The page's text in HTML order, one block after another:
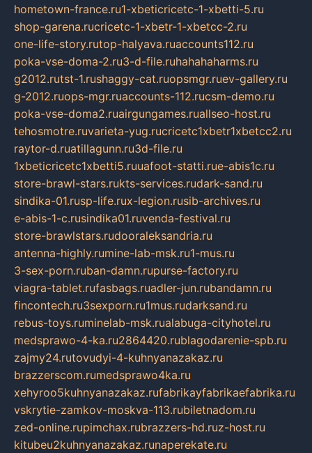
hometown-france.ru1-xbeticricetc-1-xbetti-5.ru
shop-garena.rucricetc-1-xbetr-1-xbetcc-2.ru
one-life-story.rutop-halyava.ruaccounts112.ru
poka-vse-doma-2.ru3-d-file.ruhahahaharms.ru
g2012.rutst-1.rushaggy-cat.ruopsmgr.ruev-gallery.ru
g-2012.ruops-mgr.ruaccounts-112.rucsm-demo.ru
poka-vse-doma2.ruairgungames.ruallseo-host.ru
tehosmotre.ruvarieta-yug.rucricetc1xbetr1xbetcc2.ru
raytor-d.ruatillagunn.ru3d-file.ru
1xbeticricetc1xbetti5.ruuafoot-statti.rue-abis1c.ru
store-brawl-stars.rukts-services.rudark-sand.ru
sindika-01.rusp-life.rux-legion.rusib-archives.ru
e-abis-1-c.rusindika01.ruvenda-festival.ru
store-brawlstars.rudooraleksandria.ru
antenna-highly.rumine-lab-msk.ru1-mus.ru
3-sex-porn.ruban-damn.rupurse-factory.ru
viagra-tablet.rufasbags.ruadler-jun.rubandamn.ru
fincontech.ru3sexporn.ru1mus.rudarksand.ru
rebus-toys.ruminelab-msk.rualabuga-cityhotel.ru
medsprawo-4-ka.ru2864420.rublagodarenie-spb.ru
zajmy24.rutovudyi-4-kuhnyanazakaz.ru
brazzerscom.rumedsprawo4ka.ru
xehyroo5kuhnyanazakaz.rufabrikayfabrikaefabrika.ru
vskrytie-zamkov-moskva-113.rubiletnadom.ru
zed-online.rupimchax.rubrazzers-hd.ruz-host.ru
kitubeu2kuhnyanazakaz.runaperekate.ru